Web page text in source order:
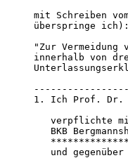
mit Schreiben
überspringe ich):
"Zur
innerhalb von
1. Ich Prof. Dr.
verpflichte
BKB
und gegenüber